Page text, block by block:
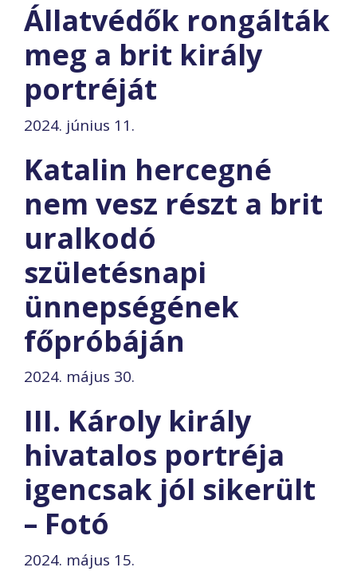
Állatvédők rongálták
meg a brit király
portréját
2024. június 11.
Katalin hercegné
nem vesz részt a brit
uralkodó
születésnapi
ünnepségének
főpróbáján
2024. május 30.
III. Károly király
hivatalos portréja
igencsak jól sikerült
– Fotó
2024. május 15.